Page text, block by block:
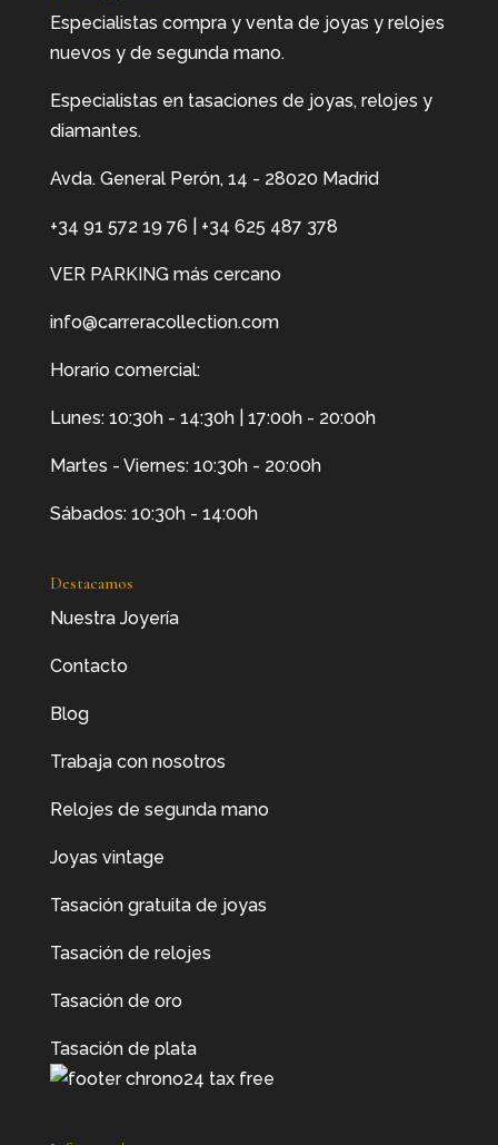
Especialistas compra y venta de joyas y relojes
nuevos y de segunda mano.
Especialistas en tasaciones de joyas, relojes y
diamantes.
Avda. General Perón, 14 - 28020 Madrid
+34 91 572 19 76 +34 625 487 378
VER PARKING más cercano
info@carreracollection.com
Horario comercial:
Lunes: 10:30h - 14:30h | 17:00h - 20:00h
Martes - Viernes: 10:30h - 20:00h
Sábados: 10:30h - 14:00h
Destacamos
Nuestra Joyería
Contacto
Blog
Trabaja con nosotros
Relojes de segunda mano
Joyas vintage
Tasación gratuita de joyas
Tasación de relojes
Tasación de oro
Tasación de plata